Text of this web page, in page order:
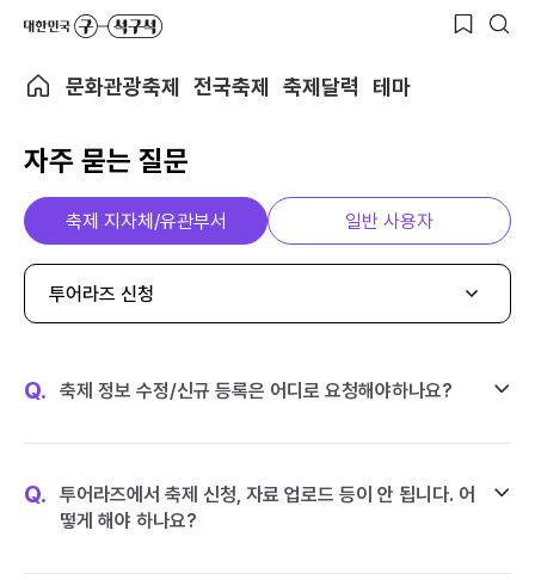
문화관광축제 전국축제 축제달력 테마
자주 묻는 질문
축제 지자체/유관부서 일반 사용자
투어라즈 신청
Q. 축제 정보 수정/신규 등록은 어디로 요청해야하나요?
Q.
투어라즈에서 축제 신청, 자료 업로드 등이 안 됩니다. 어
떻게 해야 하나요?